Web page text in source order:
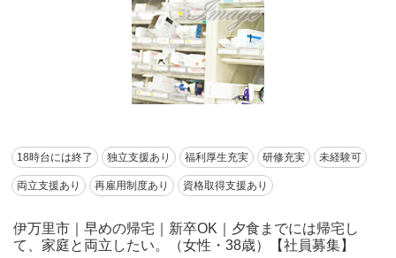
18時台には終了 独立支援あり 福利厚生充実 研修充実 未経験可
両立支援あり 再雇用制度あり 資格取得支援あり
伊万里市｜早めの帰宅｜新卒OK｜夕食までには帰宅し
て、家庭と両立したい。（女性・38歳）【社員募集】